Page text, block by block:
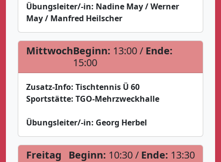
Übungsleiter/-in: Nadine May / Werner
May / Manfred Heilscher
MittwochBeginn: 13:00 / Ende:
15:00
Zusatz-Info: Tischtennis Ü 60
Sportstätte: TGO-Mehrzweckhalle
Übungsleiter/-in: Georg Herbel
Freitag Beginn: 10:30 / Ende: 13:30